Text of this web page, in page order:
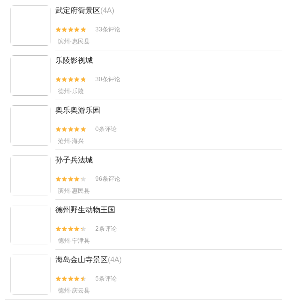
武定府衙景区(4A)


33条评论
滨州·惠民县
乐陵影视城


30条评论
德州·乐陵
奥乐奥游乐园


0条评论
沧州·海兴
孙子兵法城


96条评论
滨州·惠民县
德州野生动物王国


2条评论
德州·宁津县
海岛金山寺景区(4A)


5条评论
德州·庆云县